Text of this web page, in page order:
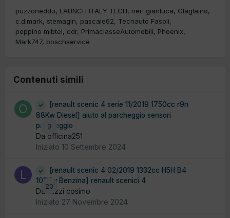
puzzoneddu LAUNCH ITALY TECH neri gianluca
Glaglaino
c.d.mark stemagin pascale62
Tecnauto Fasoli
peppino mibtel
cdr PrimaclasseAutomobili
Phoenix
Mark747 boschservice
Contenuti simili
3
[renault scenic 4 serie 11/2019 1750cc r9n
88Kw Diesel] aiuto al parcheggio sensori
parcheggio
Da officina251
Iniziato 10 Settembre 2024
20
[renault scenic 4 02/2019 1332cc H5H B4
103Kw Benzina] renault scenici 4
Da liuzzi cosimo
Iniziato 27 Novembre 2024